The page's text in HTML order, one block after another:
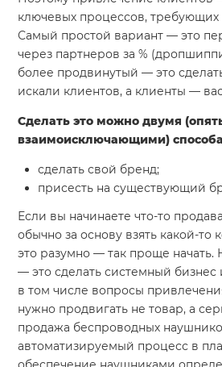
ключевых процессов, требующих
Самый простой вариант — это
через партнеров за %
более продвинутый — это
искали клиентов, а клиенты —
Сделать это можно двумя
взаимоисключающими)
сделать свой бренд;
присесть на существующий
Если вы начинаете что-то
обычно за основу взять какой-то
это разумно — так проще начать.
— это сделать системный бизнес
в том числе вопросы
нужно продвигать не товар, а
продажа беспроводных
автоматизируемый процесс в